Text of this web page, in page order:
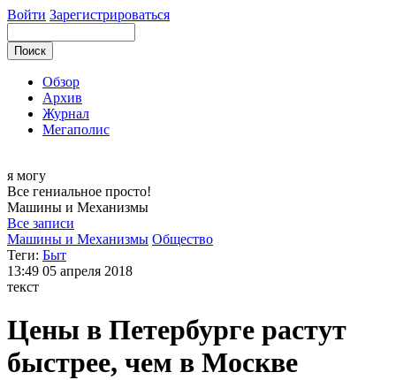
Войти Зарегистрироваться
Обзор
Архив
Журнал
Мегаполис
я могу
Все гениальное просто!
Машины и Механизмы
Все записи
Машины и Механизмы Общество
Теги: Быт
13:49 05 апреля 2018
текст
Цены в Петербурге растут
быстрее, чем в Москве